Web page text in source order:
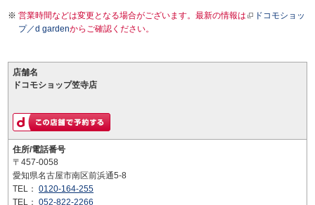
営業時間などは変更となる場合がございます。最新の情報は
ドコモショッ
プ／d gardenからご確認ください。
店舗名
ドコモショップ笠寺店
住所/電話番号
〒457-0058
愛知県名古屋市南区前浜通5-8
TEL： 0120-164-255
TEL： 052-822-2266